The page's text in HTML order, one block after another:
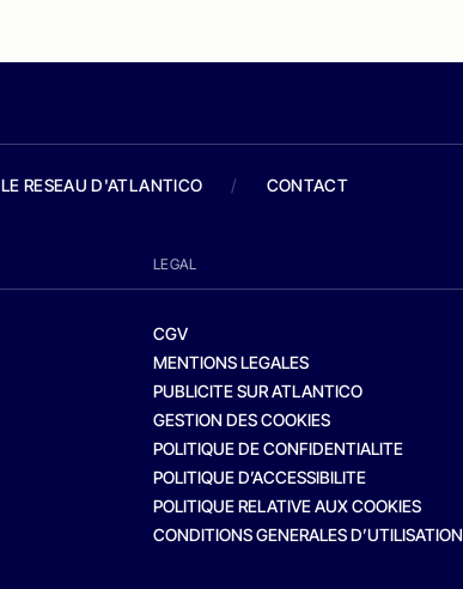
LE RESEAU D'ATLANTICO / CONTACT
LEGAL
CGV
MENTIONS LEGALES
PUBLICITE SUR ATLANTICO
GESTION DES COOKIES
POLITIQUE DE CONFIDENTIALITE
POLITIQUE D’ACCESSIBILITE
POLITIQUE RELATIVE AUX COOKIES
CONDITIONS GENERALES D’UTILISATION